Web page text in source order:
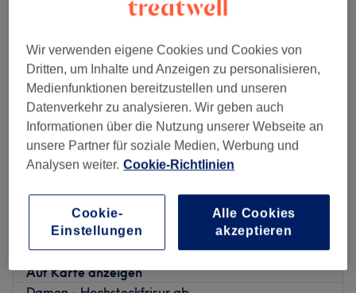
Freitag
10:00– 19:00
Samstag
10:00–17:00
Sonntag
Geschlossen
Suchst du einen ausgezeichneten Friseur in deiner Nähe?
Dann ist der Salon Madame & Monsieur in Frankfurt,
Gallus wie für dich gemacht. Hier wirst du verwöhnt und
überzeugen.
Nächste öffentliche Verkehrsmittel:
Nur vier Gehminuten entfernt befindet sich die
Straßenbahnhaltestelle Frankfurt (Main) Speyerer Straße.
Hair Studio Bruna
1390 Bewertungen
Bockenheim, Frankfurt am Main
Auf Karte anzeigen
Wir verwenden eigene Cookies und Cookies von
Dritten, um Inhalte und Anzeigen zu personalisieren,
Medienfunktionen bereitzustellen und unseren
Datenverkehr zu analysieren. Wir geben auch
Informationen über die Nutzung unserer Webseite an
unsere Partner für soziale Medien, Werbung und
Analysen weiter. Cookie-Richtlinien
Cookie-
Einstellungen
Alle Cookies
akzeptieren